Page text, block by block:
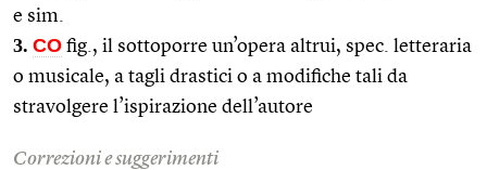
e sim.
3. CO fig., il sottoporre un’opera altrui, spec. letteraria
o musicale, a tagli drastici o a modifiche tali da
stravolgere l’ispirazione dell’autore
Correzioni e suggerimenti